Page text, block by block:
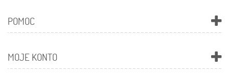
POMOC
MOJE KONTO